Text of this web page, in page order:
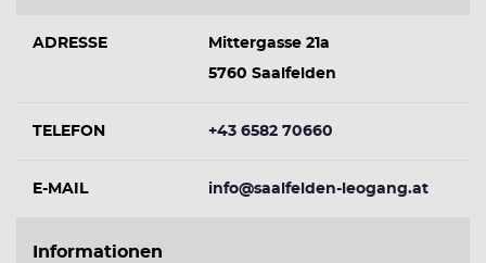
ADRESSE
Mittergasse 21a
5760 Saalfelden
TELEFON +43 6582 70660
E-MAIL info@saalfelden-leogang.at
Informationen